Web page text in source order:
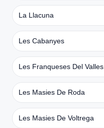
La Llacuna
Les Cabanyes
Les Franqueses Del Valles
Les Masies De Roda
Les Masies De Voltrega